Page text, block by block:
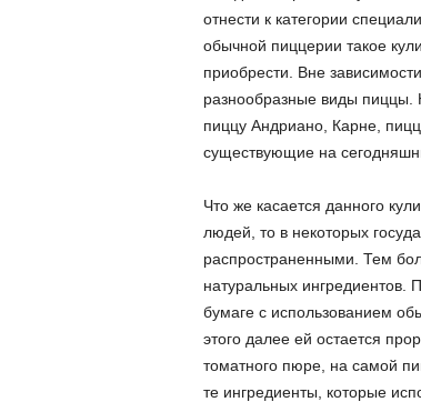
отнести к категории
обычной пиццерии такое
приобрести. Вне
разнообразные виды
пиццу Андриано, Карне,
существующие на
Что же касается данного
людей, то в некоторых
распространенными. Тем
натуральных ингредиентов.
бумаге с использованием
этого далее ей остается
томатного пюре, на самой
те ингредиенты, которые